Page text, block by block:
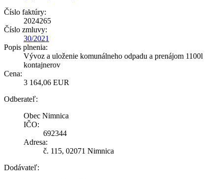
Číslo faktúry:
2024265
Číslo zmluvy:
30/2021
Popis plnenia:
Vývoz a uloženie komunálneho odpadu a prenájom 1100l
kontajnerov
Cena:
3 164,06 EUR
Odberateľ:
Obec Nimnica
IČO:
692344
Adresa:
č. 115, 02071 Nimnica
Dodávateľ: